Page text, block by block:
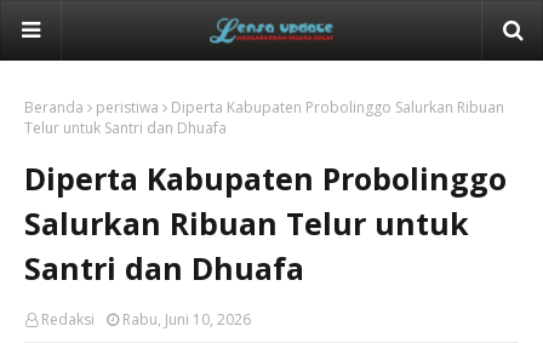
Beranda peristiwa
Diperta Kabupaten Probolinggo Salurkan Ribuan
Telur untuk Santri dan Dhuafa
Diperta Kabupaten Probolinggo
Salurkan Ribuan Telur untuk
Santri dan Dhuafa
Redaksi Rabu, Juni 10, 2026